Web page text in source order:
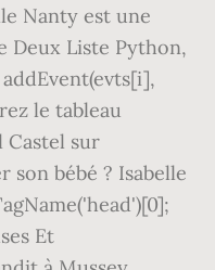
Nanty est une
Deux Liste Python,
le tableau
Castel sur
son bébé ? Isabelle
Et